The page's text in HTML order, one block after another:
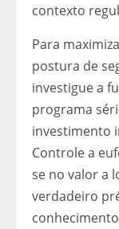
contexto
Para
postura de
investigue a
programa
investimento
Controle a
se no valor a
verdadeiro